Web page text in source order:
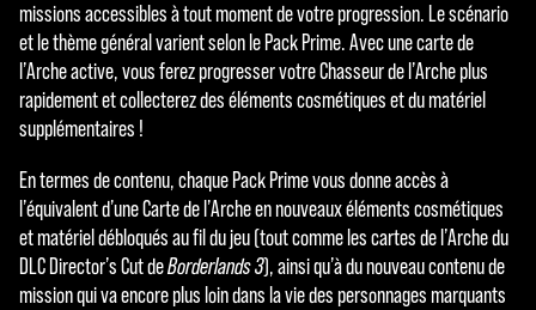
missions accessibles à tout moment de votre progression. Le scénario
et le thème général varient selon le Pack Prime. Avec une carte de
l’Arche active, vous ferez progresser votre Chasseur de l’Arche plus
rapidement et collecterez des éléments cosmétiques et du matériel
supplémentaires !
En termes de contenu, chaque Pack Prime vous donne accès à
l’équivalent d’une Carte de l’Arche en nouveaux éléments cosmétiques
et matériel débloqués au fil du jeu (tout comme les cartes de l’Arche du
DLC Director’s Cut deBorderlands 3), ainsi qu’à du nouveau contenu de
mission qui va encore plus loin dans la vie des personnages marquants